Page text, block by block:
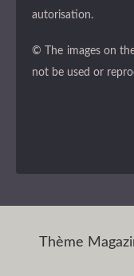
autorisation.
© The images on
not be used or
Thème